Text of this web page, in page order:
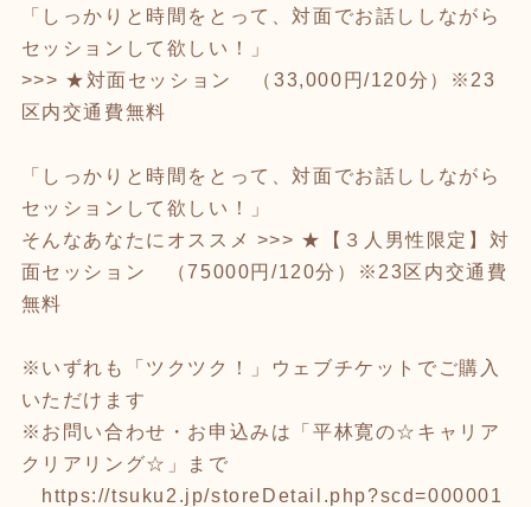
「しっかりと時間をとって、対面でお話ししながら
セッションして欲しい！」
>>> ★対面セッション （33,000円/120分）※23
区内交通費無料
「しっかりと時間をとって、対面でお話ししながら
セッションして欲しい！」
そんなあなたにオススメ >>> ★【３人男性限定】対
面セッション （75000円/120分）※23区内交通費
無料
※いずれも「ツクツク！」ウェブチケットでご購入
いただけます
※お問い合わせ・お申込みは「平林寛の☆キャリア
クリアリング☆」まで
https://tsuku2.jp/storeDetail.php?scd=000001